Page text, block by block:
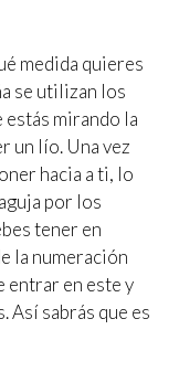
medida quieres
se utilizan los
mirando la
un lío. Una vez
hacia a ti, lo
por los
tener en
la numeración
entrar en este y
Así sabrás que es